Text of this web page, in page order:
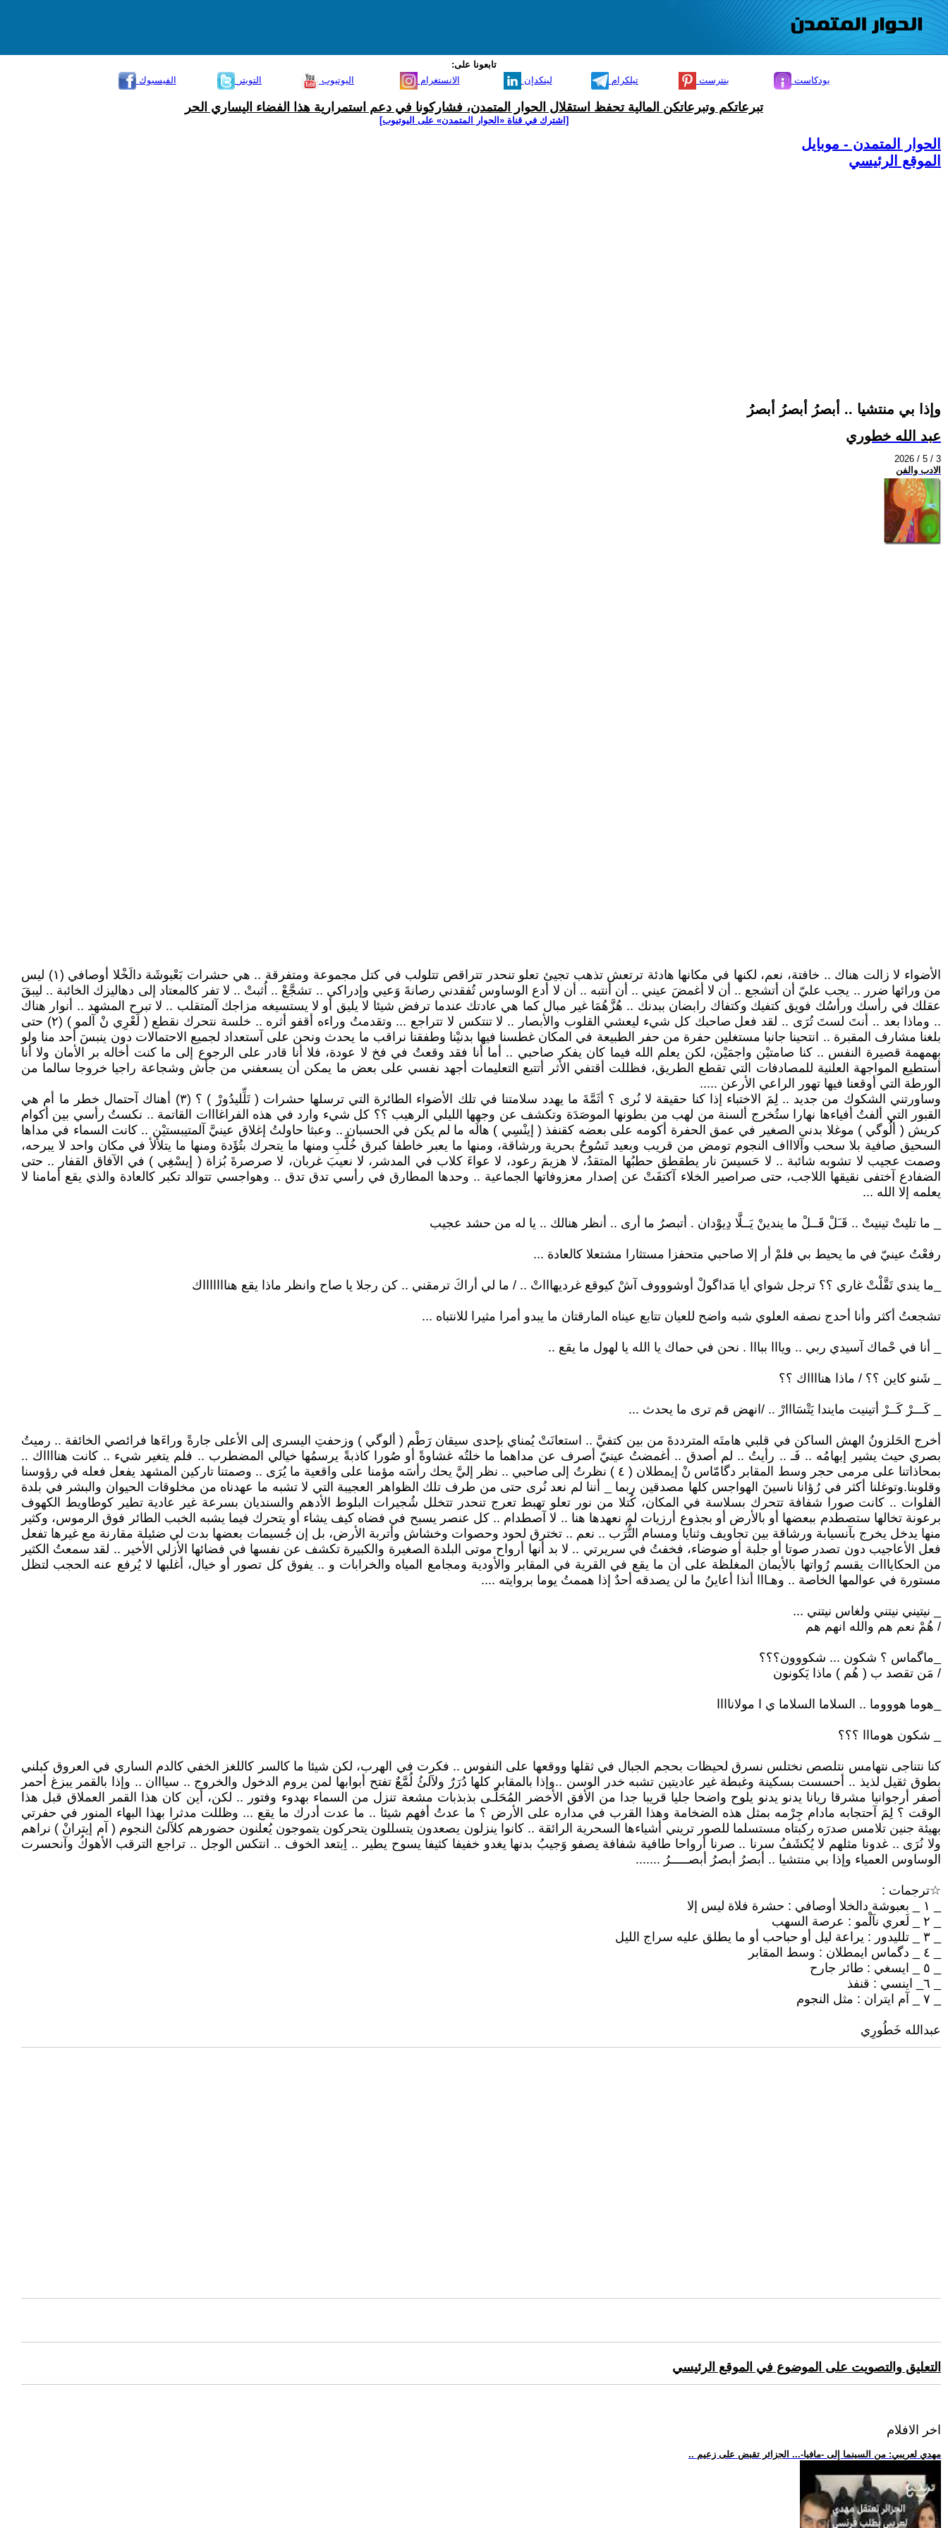
تابعونا على:
الفيسبوك
التويتر اليوتيوب الانستغرام لينكدإن تيلكرام بنترست بودكاست
تبرعاتكم وتبرعاتكن المالية تحفظ استقلال الحوار المتمدن، فشاركونا في دعم استمرارية هذا الفضاء اليساري الحر
[اشترك في قناة ‫«الحوار المتمدن» على اليوتيوب]
الحوار المتمدن - موبايل
الموقع الرئيسي
وإذا بي منتشيا .. أبصرُ أبصرُ أبصرُ
عبد الله خطوري
2026 / 5 / 3
الادب والفن
الأضواء لا زالت هناك .. خافتة، نعم، لكنها في مكانها هادئة ترتعش تذهب تجيئ تعلو تنحدر تتراقص تتلولب في كتل مجموعة ومتفرقة .. هي حشرات بَعْبوشَة دالَخْلا أوصافي (١) ليس
من ورائها ضرر .. يجب عليّ أن أتشجع .. أن لا أغمضَ عيني .. أن أنتبه .. أن لا أدع الوساوس تُفقدني رصانةَ وَعيي وإدراكي .. تشجَّعْ .. اُثبتْ .. لا تفر كالمعتاد إلى دهاليزك الخائبة .. ليبقَ
عقلك في رأسك ورأسُك فويق كتفيك وكتفاك رابضان ببدنك .. هُزَّهُمَا غير مبال كما هي عادتك عندما ترفض شيئا لا يليق أو لا يستسيغه مزاجك آلمتقلب .. لا تبرح المشهد .. أنوار هناك
.. وماذا بعد .. أنتَ لستَ تُرَى .. لقد فعل صاحبك كل شيء ليعشي القلوب والأبصار .. لا تنتكس لا تتراجع ... وتقدمتُ وراءه أقفو أثره .. خلسة نتحرك نقطع ( لَعْرِي نْ آلمو ) (٢) حتى
بلغنا مشارف المقبرة .. انتحينا جانبا مستغلين حفرة من حفر الطبيعة في المكان غطسنا فيها بدنيْنا وطفقنا نراقب ما يحدث ونحن على آستعداد لجميع الاحتمالات دون ينبسَ أحد منا ولو
بهمهمة قصيرة النفس .. كنا صامتيْن واجمَيْن، لكن يعلم الله فيما كان يفكر صاحبي .. أما أنا فقد وقعتُ في فخ لا عودة، فلا أنا قادر على الرجوع إلى ما كنت أخاله بر الأمان ولا أنا
أستطيع المواجهة العلنية للمصادفات التي تقطع الطريق، فظللت أقتفي الأثر أتتبع التعليمات أجهد نفسي على بعض ما يمكن أن يسعفني من جأش وشجاعة راجيا خروجا سالما من
الورطة التي أوقعنا فيها تهور الراعي الأرعن .....
وساورتني الشكوك من جديد .. لِمَ الاختباء إذا كنا حقيقة لا نُرى ؟ أثَمَّةَ ما يهدد سلامتنا في تلك الأضواء الطائرة التي ترسلها حشرات ( تَلِّليدُورْ ) ؟ (٣) أهناك آحتمال خطر ما أم هي
القبور التي ألفتُ أفياءها نهارا ستُخرج ألسنة من لهب من بطونها الموصَدَة وتكشف عن وجهها الليلي الرهيب ؟؟ كل شيء وارد في هذه الفراغااات القاتمة .. نكستُ رأسي بين أكوام
كريش ( ألُوگي ) موغلا بدني الصغير في عمق الحفرة أكومه على بعضه كقنفذ ( إينْسِي ) هالَه ما لم يكن في الحسبان .. وعبثا حاولتُ إغلاق عينيَّ آلمتيبستيْن .. كانت السماء في مداها
السحيق صافية بلا سحب وآلاااف النجوم تومض من قريب وبعيد تَسُوحُ بحرية ورشاقة، ومنها ما يعبر خاطفا كبرق خُلَّبِ ومنها ما يتحرك بتُؤَدة ومنها ما يتلألأ في مكان واحد لا يبرحه،
وصمت عجيب لا تشوبه شائبة .. لا حَسيسَ نار يطقطق حطبُها المتقدُ، لا هزيمَ رعود، لا عواءَ كلاب في المدشر، لا نعيبَ غربان، لا صرصرةَ بُزاة ( إيسْغِي ) في الآفاق القفار .. حتى
الضفادع آختفى نقيقها اللاجب، حتى صراصير الخلاء آكتفَتْ عن إصدار معزوفاتها الجماعية .. وحدها المطارق في رأسي تدق تدق .. وهواجسي تتوالد تكبر كالعادة والذي يقع أمامنا لا
يعلمه إلا الله ...
_ ما تليتْ تينيتْ .. قَـَلْ قَــلْ ما يندينْ يَــلَّا دِيوْدان . أتبصرُ ما أرى .. أنظر هنالك .. يا له من حشد عجيب
رفعْتُ عينيّ في ما يحيط بي فلمْ أر إلا صاحبي متحفزا مستثارا مشتعلا كالعادة ...
_ما يندي تَقَّلْتْ غاري ؟؟ ترجل شواي أيا مَداگولْ أوشوووف آشْ كيوقع غرديهاااتْ .. / ما لي أراكَ ترمقني .. كن رجلا يا صاح وانظر ماذا يقع هناااااااك
تشجعتُ أكثر وأنا أحدج نصفه العلوي شبه واضح للعيان تتابع عيناه المارقتان ما يبدو أمرا مثيرا للانتباه ...
_ أنا في حْماك آسيدي ربي .. ويااا ببااا . نحن في حماك يا الله يا لهول ما يقع ..
_ شَنو كاين ؟؟ / ماذا هنااااك ؟؟
_ كَـــرْ كَــرْ أتينيت مايندا يَتْسَااارْ .. /انهض قم ترى ما يحدث ...
أخرج الحَلزونُ الهش الساكن في قلبي هامتَه المترددةَ من بين كتفيَّ .. استعانَتْ يُمناي بإحدى سيقان رَطْم ( ألوگي ) وزحفتِ اليسرى إلى الأعلى جارةً وراءَها فرائصي الخائفة .. رميتُ
بصري حيث يشير إبهامُه .. فَـ .. رأيتُ .. لم أصدق .. أغمضتُ عينيّ أصرف عن مداهما ما خلتُه غشاوةً أو صُورا كاذبةً يرسمُها خيالي المضطرب .. فلم يتغير شيء .. كانت هنااااك ..
بمحاذاتنا على مرمى حجر وسط المقابر دگامّاس نْ إيمطلان ( ٤ ) نظرتُ إلى صاحبي .. نظر إليَّ يحك رأسَه مؤمنا على واقعية ما يُرَى .. وصمتنا تاركين المشهد يفعل فعله في رؤوسنا
وقلوبنا.وتوغلنا أكثر في رُؤانا ناسينَ الهواجس كلها مصدقين ربما _ أننا لم نعد نُرى حتى من طرف تلك الظواهر العجيبة التي لا تشبه ما عهدناه من مخلوقات الحيوان والبشر في بلدة
الفلوات .. كانت صورا شفافة تتحرك بسلاسة في المكان، كُتلا من نور تعلو تهبط تعرج تنحدر تتخلل شُجيرات البلوط الأدهم والسنديان بسرعة غير عادية تطير كوطاويط الكهوف
برعونة تخالها ستصطدم ببعضها أو بالأرض أو بجذوع أرزيات لم نعهدها هنا .. لا آصطدام .. كل عنصر يسبح في فضاه كيف يشاء أو يتحرك فيما يشبه الخبب الطائر فوق الرموس، وكثير
منها يدخل يخرج بآنسيابة ورشاقة بين تجاويف وثنايا ومسام التُّرَب .. نعم .. تخترق لحود وحصوات وخشاش وأتربة الأرض، بل إن جُسيمات بعضها بدت لي ضئيلة مقارنة مع غيرها تفعل
فعل الأعاجيب دون تصدر صوتا أو جلبة أو ضوضاء، فخفتُ في سريرتي .. لا بد أنها أرواح موتى البلدة الصغيرة والكبيرة تكشف عن نفسها في فضائها الأزلي الأخير .. لقد سمعتُ الكثير
من الحكايااات يقسم رُواتها بالأيمان المغلظة على أن ما يقع في القرية في المقابر والأودية ومجامع المياه والخرابات و .. يفوق كل تصور أو خيال، أغلبها لا يُرفع عنه الحجب لتظل
مستورة في عوالمها الخاصة .. وهـااا أنذا أعاينُ ما لن يصدقه أحدٌ إذا هممتُ يوما بروايته ....
_ نيتيني نيتني ولغاس نيتني ...
/ هُمْ نعم هم والله انهم هم
_ماگماس ؟ شكون ... شكووون؟؟؟
/ مَن تقصد ب ( هُم ) ماذا يَكونون
_هوما هوووما .. السلاما السلاما ي ا مولاناااا
_ شكون هومااا ؟؟؟
كنا نتناجى نتهامس نتلصص نختلس نسرق لحيظات بحجم الجبال في ثقلها ووقعها على النفوس .. فكرت في الهرب، لكن شيئا ما كالسر كاللغز الخفي كالدم الساري في العروق كبلني
بطوق ثقيل لذيذ .. أحسست بسكينة وغبطة غير عاديتين تشبه خدر الوسن ..وإذا بالمقابر كلها دُرَرٌ ولآلئُ لُمَّعٌ تفتح أبوابها لمن يروم الدخول والخروج .. سيااان .. وإذا بالقمر يبزغ أحمر
أصفر أرجوانيا مشرقا ريانا يدنو يدنو يلوح واضحا جليا قريبا جدا من الأفق الأخضر المُحَلّـى بذبذبات مشعة تنزل من السماء بهدوء وفتور .. لكن، أين كان هذا القمر العملاق قبل هذا
الوقت ؟ لِمَ آحتجابه مادام جِرْمه بمثل هذه الضخامة وهذا القرب في مداره على الأرض ؟ ما عدتُ أفهم شيئا .. ما عدت أدرك ما يقع ... وظللت مدثرا بهذا البهاء المنور في حفرتي
بهيئة جنين تلامس صدرَه ركبتاه مستسلما للصور تريني أشياءها السحرية الرائقة .. كانوا ينزلون يصعدون يتسللون يتحركون يتموجون يُعلنون حضورهم كلآلئ النجوم ( آم إيترانْ ) نراهم
ولا نُرَى .. غدونا مثلهم لا يُكشَفُ سرنا .. صرنا أرواحا طافية شفافة يصفو وَجيبُ بدنها يغدو خفيفا كثيفا يسوح يطير .. اِبتعد الخوف .. انتكس الوجل .. تراجع الترقب الأهوكُ وآنحسرت
الوساوس العمياء وإذا بي منتشيا .. أبصرُ أبصرُ أبصـــــرُ .......
☆ترجمات :
عبدالله خَطُورِي
التعليق والتصويت على الموضوع في الموقع الرئيسي
اخر الافلام
.. مهدي لعريبي: من السينما إلى -مافيا-... الجزائر تقبض على زعيم